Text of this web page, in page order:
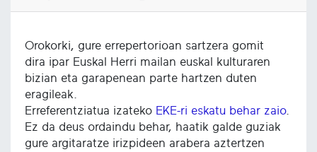
Orokorki, gure errepertorioan sartzera gomit
dira ipar Euskal Herri mailan euskal kulturaren
bizian eta garapenean parte hartzen duten
eragileak.
Erreferentziatua izateko EKE-ri eskatu behar zaio.
Ez da deus ordaindu behar, haatik galde guziak
gure argitaratze irizpideen arabera aztertzen